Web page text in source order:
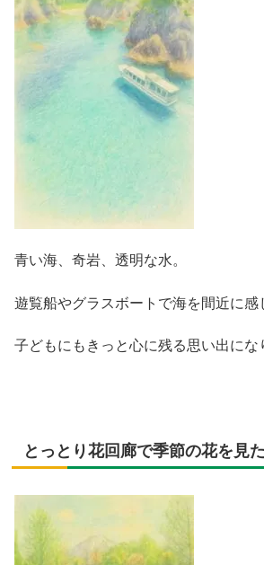
青い海、奇岩、透明な水。
遊覧船やグラスボートで海を間近に感
子どもにもきっと心に残る思い出にな
とっとり花回廊で季節の花を見